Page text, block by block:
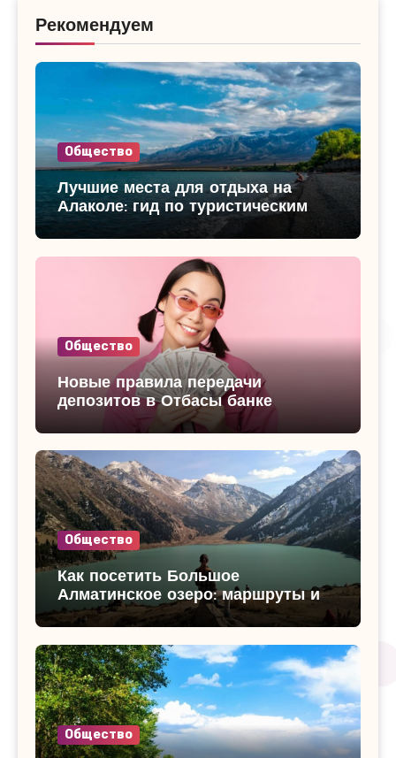
Рекомендуем
Общество
Лучшие места для отдыха на
Алаколе: гид по туристическим
Общество
Новые правила передачи
депозитов в Отбасы банке
Общество
Как посетить Большое
Алматинское озеро: маршруты и
достопримечательности
Общество